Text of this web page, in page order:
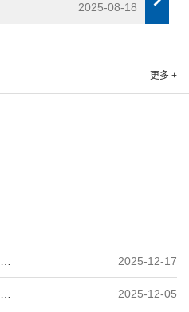
2025-08-18
更多 +
2025-12-17
2025-12-05